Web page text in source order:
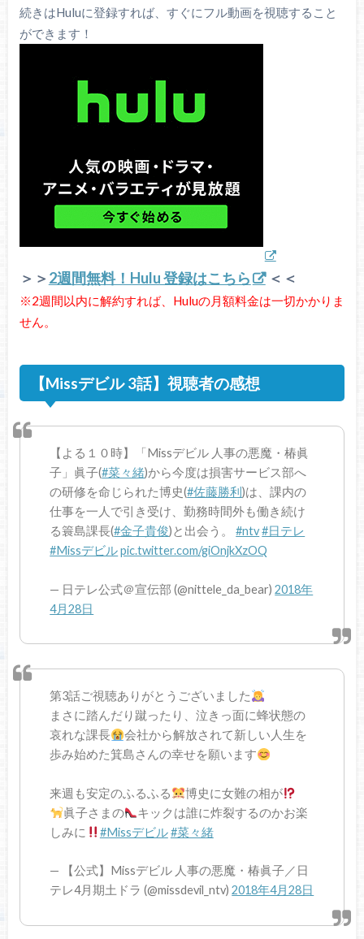
続きはHuluに登録すれば、すぐにフル動画を視聴すること
ができます！
＞＞ 2週間無料！Hulu 登録はこちら ＜＜
※2週間以内に解約すれば、Huluの月額料金は一切かかりま
せん。
【Missデビル 3話】視聴者の感想
【よる１０時】「Missデビル 人事の悪魔・椿眞
子」眞子(#菜々緒)から今度は損害サービス部へ
の研修を命じられた博史(#佐藤勝利)は、課内の
仕事を一人で引き受け、勤務時間外も働き続け
る簑島課長(#金子貴俊)と出会う。#ntv#日テレ
#Missデビルpic.twitter.com/giOnjkXzOQ
— 日テレ公式＠宣伝部 (@nittele_da_bear)2018年
4月28日
第3話ご視聴ありがとうございました
まさに踏んだり蹴ったり、泣きっ面に蜂状態の
哀れな課長
会社から解放されて新しい人生を
歩み始めた箕島さんの幸せを願います
来週も安定のふるふる
博史に女難の相が
眞子さまの
キックは誰に炸裂するのかお楽
しみに
#Missデビル#菜々緒
— 【公式】Missデビル 人事の悪魔・椿眞子／日
テレ4月期土ドラ (@missdevil_ntv)2018年4月28日